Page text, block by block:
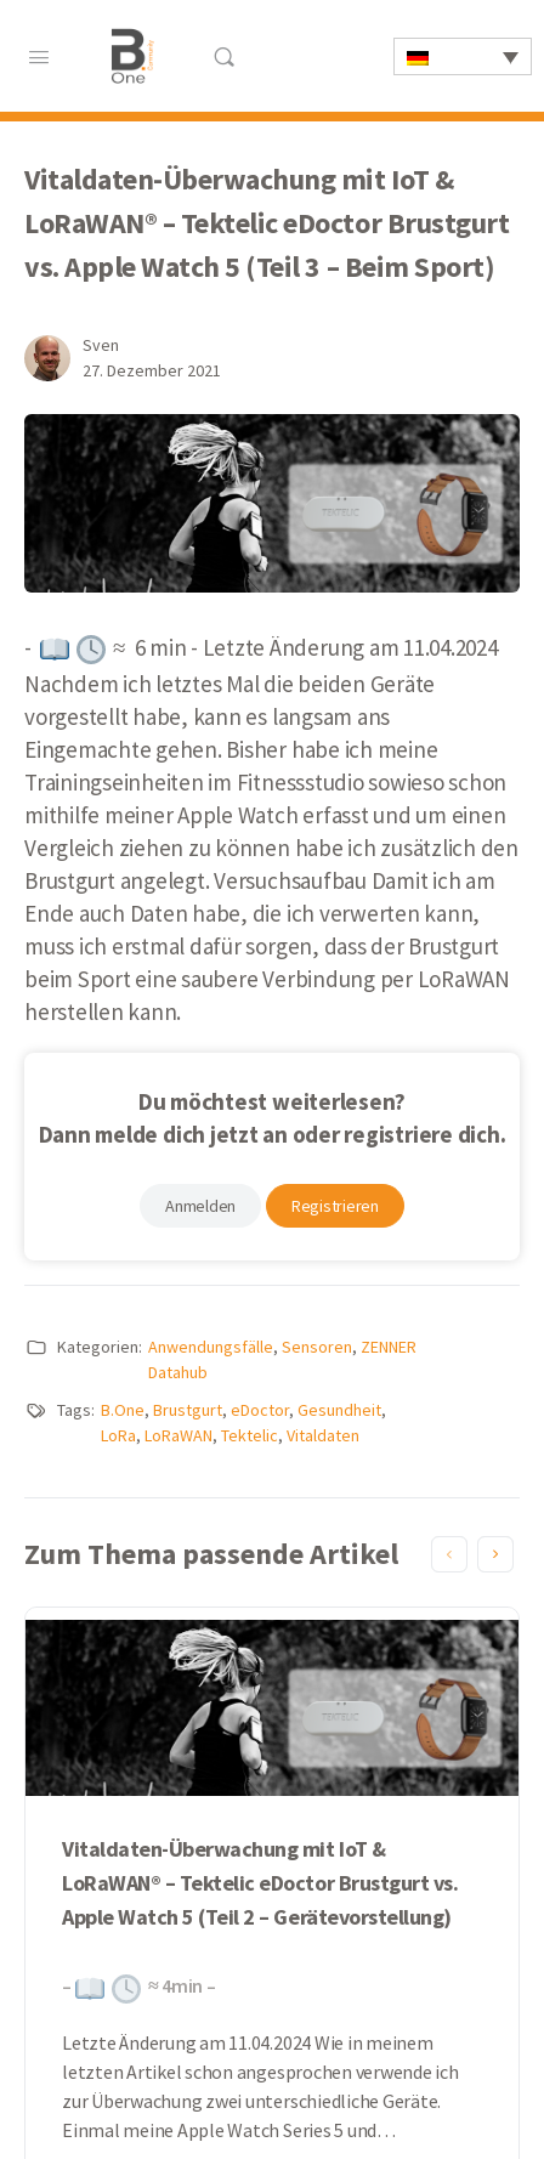
Vitaldaten-Überwachung mit IoT &
LoRaWAN® – Tektelic eDoctor Brustgurt
vs. Apple Watch 5 (Teil 3 – Beim Sport)
Sven
27. Dezember 2021
-
≈ 6 min - Letzte Änderung am 11.04.2024
Nachdem ich letztes Mal die beiden Geräte
vorgestellt habe, kann es langsam ans
Eingemachte gehen. Bisher habe ich meine
Trainingseinheiten im Fitnessstudio sowieso schon
mithilfe meiner Apple Watch erfasst und um einen
Vergleich ziehen zu können habe ich zusätzlich den
Brustgurt angelegt. Versuchsaufbau Damit ich am
Ende auch Daten habe, die ich verwerten kann,
muss ich erstmal dafür sorgen, dass der Brustgurt
beim Sport eine saubere Verbindung per LoRaWAN
herstellen kann.
Du möchtest weiterlesen?
Dann melde dich jetzt an oder registriere dich.
Anmelden Registrieren
Kategorien: Anwendungsfälle, Sensoren, ZENNER
Datahub
Tags: B.One, Brustgurt, eDoctor, Gesundheit,
LoRa, LoRaWAN, Tektelic, Vitaldaten
Zum Thema passende Artikel
Vitaldaten-Überwachung mit IoT &
LoRaWAN® – Tektelic eDoctor Brustgurt vs.
Apple Watch 5 (Teil 2 – Gerätevorstellung)
– ≈4min –
Letzte Änderung am 11.04.2024 Wie in meinem
letzten Artikel schon angesprochen verwende ich
zur Überwachung zwei unterschiedliche Geräte.
Einmal meine Apple Watch Series 5 und…